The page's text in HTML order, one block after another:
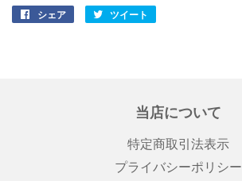
シェア
Facebookツイート
当店について
特定商取引法表示
プライバシーポリシー